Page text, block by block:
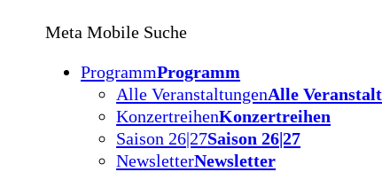
Meta Mobile Suche
ProgrammProgramm
Alle VeranstaltungenAlle
KonzertreihenKonzertreihen
Saison 26|27Saison 26|27
NewsletterNewsletter